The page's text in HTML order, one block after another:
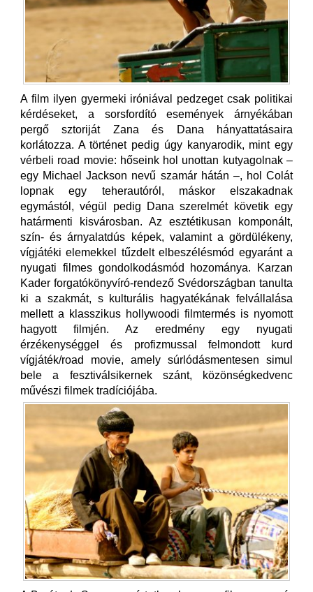
A film ilyen gyermeki iróniával pedzeget csak politikai
kérdéseket, a sorsfordító események árnyékában
pergő sztoriját Zana és Dana hányattatásaira
korlátozza. A történet pedig úgy kanyarodik, mint egy
vérbeli road movie: hőseink hol unottan kutyagolnak –
egy Michael Jackson nevű szamár hátán –, hol Colát
lopnak egy teherautóról, máskor elszakadnak
egymástól, végül pedig Dana szerelmét követik egy
határmenti kisvárosban. Az esztétikusan komponált,
szín- és árnyalatdús képek, valamint a gördülékeny,
vígjátéki elemekkel tűzdelt elbeszélésmód egyaránt a
nyugati filmes gondolkodásmód hozománya. Karzan
Kader forgatókönyvíró-rendező Svédországban tanulta
ki a szakmát, s kulturális hagyatékának felvállalása
mellett a klasszikus hollywoodi filmtermés is nyomott
hagyott filmjén. Az eredmény egy nyugati
érzékenységgel és profizmussal felmondott kurd
vígjáték/road movie, amely súrlódásmentesen simul
bele a fesztiválsikernek szánt, közönségkedvenc
művészi filmek tradíciójába.